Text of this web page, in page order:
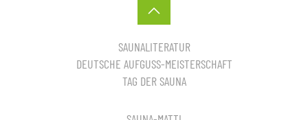
SAUNALITERATUR
DEUTSCHE AUFGUSS-MEISTERSCHAFT
TAG DER SAUNA